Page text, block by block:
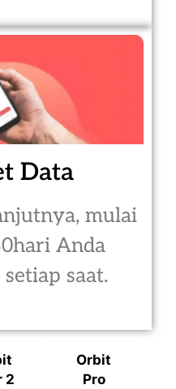
Data
mulai
Anda
saat.
2
Orbit
Pro